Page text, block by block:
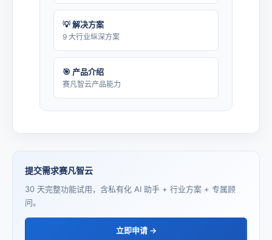
💡 解决方案
9 大行业纵深方案
🎯 产品介绍
赛凡智云产品能力
提交需求赛凡智云
30 天完整功能试用，含私有化 AI 助手 + 行业方案 + 专属顾
问。
立即申请 →